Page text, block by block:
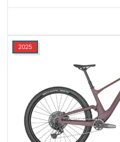
2025